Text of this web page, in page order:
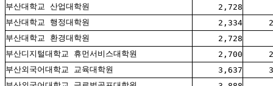
부산대학교 산업대학원
2,728
부산대학교 행정대학원
2,334
부산대학교 환경대학원
2,728
부산디지털대학교 휴먼서비스대학원
2,700
부산외국어대학교 교육대학원
3,637